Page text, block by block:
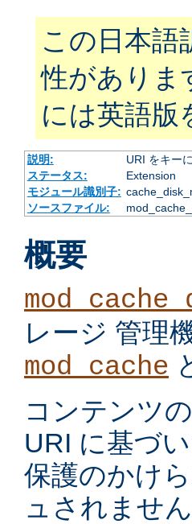
この日本語
性がありま
には英語版
説明:
URI をキー
ステータス:
Extension
モジュール識別子:
ソースファイル:
概要
レージ 管理
mod_cache
コンテンツ
URI に基づ
保護のかけ
ュされません